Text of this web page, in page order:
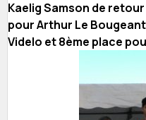
Kaelig Samson de
pour Arthur Le
Videlo et 8ème place